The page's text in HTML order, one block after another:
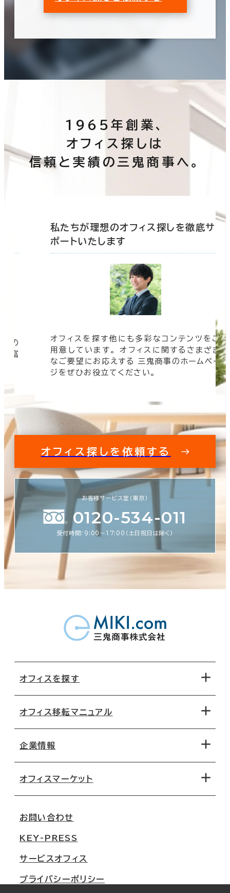
1965年創業、
オフィス探しは
信頼と実績の三鬼商事へ。
の
豊富
私たちが理想のオフィス探しを徹底サ
ポートいたします
オフィスを探す他にも多彩なコンテンツをご
用意しています。 オフィスに関するさまざま
なご要望にお応えする 三鬼商事のホームペー
ジをぜひお役立てください。
オフィス探しを依頼する
お客様サービス室（東京）
0120-534-011
受付時間：9:00〜17:00（土日祝日は除く）
オフィスを探す
地図から探す
路線・駅から探す
オフィス移転マニュアル
移転コストシミュレーション
移転スケジュール
オフィス移転Q&A
企業情報
オフィスマーケット
大阪
名古屋
札幌
お問い合わせ
KEY-PRESS
サービスオフィス
プライバシーポリシー